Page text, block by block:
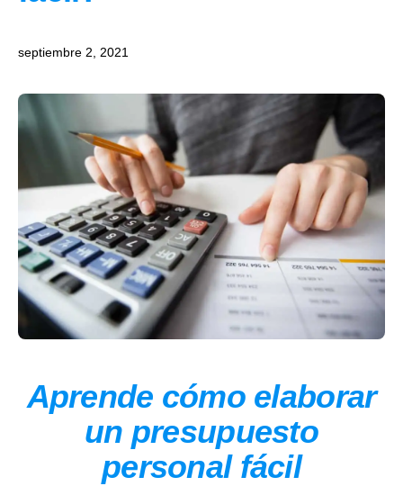
septiembre 2, 2021
Aprende cómo elaborar
un presupuesto
personal fácil